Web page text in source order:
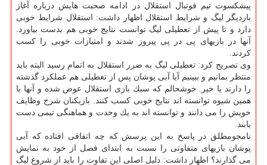
پیشكسوت تیم فوتبال استقلال در ادامه صحبت هایش درباره آغاز
باردیگر لیگ و شرایط استقلال اظهار داشت: استقلال شرایط خوبی
دارد و تا پیش از تعطیلی لیگ توانست نتایج خوبی هم بدست بیاورد.
آنها در بازیهای پی در پی پیروز شدند و امتیازات خوبی را كسب
كردند.
وی تصریح كرد: تعطیلی لیگ به ضرر استقلال به اتمام رسید البته باید
منتظر بمانیم و ببینیم آیا آبی پوشان پس از تعطیلی هم عملكرد گذشته
را دارند یا خیر. خوشحالم كه سبك بازی استقلال عوض شده و آنها با
همین شیوه توانسته اند نتایج خوبی كسب كنند. بازیكنان شرح وظایف
خویش را می دانند و توانسته اند به یك وحدت و هماهنگی تیمی دست
یابند.
نامجومطلق در پاسخ به این پرسش كه چه اتفاقی افتاده كه آبی
پوشان بازیهای متفاوتی را نسبت به ابتدای فصل از خود به نمایش
می گذارند؟ اظهار داشت: دلیل اصلی این تفاوت را باید از شروع لیگ